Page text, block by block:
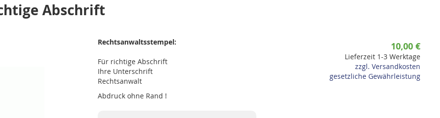
Abschrift
10,00 €
Lieferzeit 1-3 Werktage
zzgl. Versandkosten
gesetzliche Gewährleistung
Rechtsanwaltsstempel:
Für richtige Abschrift
Ihre Unterschrift
Rechtsanwalt
Abdruck ohne Rand !